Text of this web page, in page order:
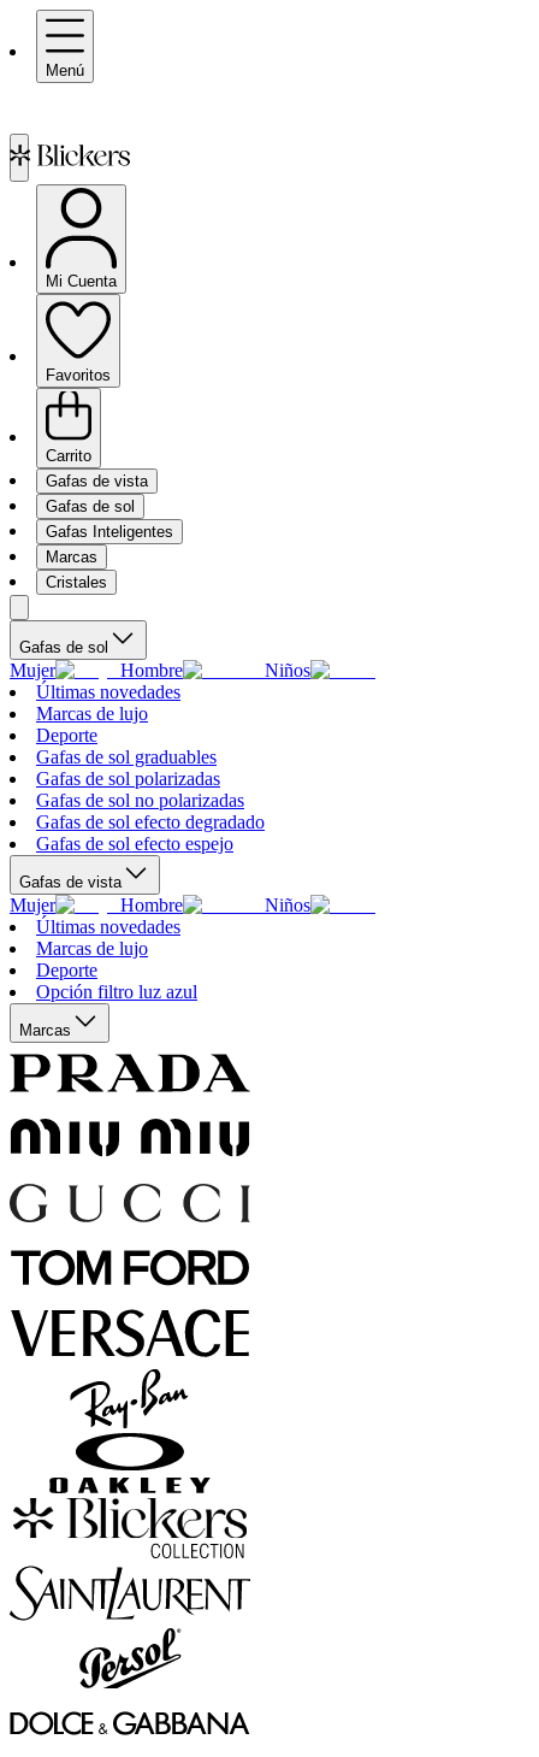
Menú
Mi Cuenta
Favoritos
Carrito
Gafas de vista
Gafas de sol
Gafas Inteligentes
Marcas
Cristales
Gafas de sol
Mujer Hombre
Niños
Últimas novedades
Marcas de lujo
Deporte
Gafas de sol graduables
Gafas de sol polarizadas
Gafas de sol no polarizadas
Gafas de sol efecto degradado
Gafas de sol efecto espejo
Gafas de vista
Mujer Hombre
Niños
Últimas novedades
Marcas de lujo
Deporte
Opción filtro luz azul
Marcas